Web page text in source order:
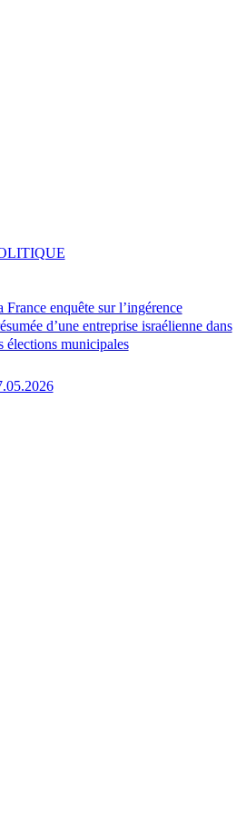
France enquête sur l’ingérence
d’une entreprise israélienne dans
élections municipales